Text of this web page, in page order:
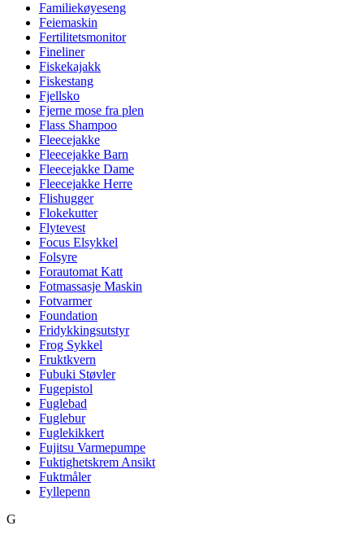
Familiekøyeseng
Feiemaskin
Fertilitetsmonitor
Fineliner
Fiskekajakk
Fiskestang
Fjellsko
Fjerne mose fra plen
Flass Shampoo
Fleecejakke
Fleecejakke Barn
Fleecejakke Dame
Fleecejakke Herre
Flishugger
Flokekutter
Flytevest
Focus Elsykkel
Folsyre
Forautomat Katt
Fotmassasje Maskin
Fotvarmer
Foundation
Fridykkingsutstyr
Frog Sykkel
Fruktkvern
Fubuki Støvler
Fugepistol
Fuglebad
Fuglebur
Fuglekikkert
Fujitsu Varmepumpe
Fuktighetskrem Ansikt
Fuktmåler
Fyllepenn
G